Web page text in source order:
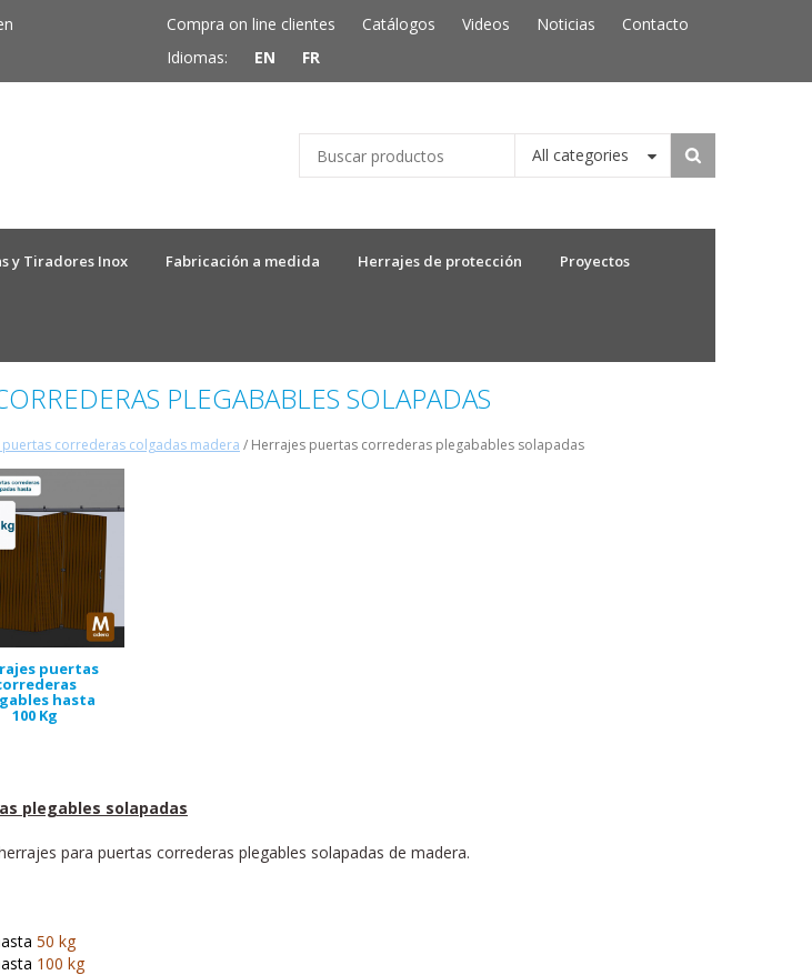
Compra on line clientes Catálogos Videos Noticias
Contacto
Idiomas:
EN FR
All categories
y Tiradores Inox Fabricación a medida Herrajes de protección Proyectos
PLEGABABLES SOLAPADAS
correderas colgadas madera / Herrajes puertas correderas plegabables solapadas
puertas
hasta
100 Kg
plegables solapadas
para puertas correderas plegables solapadas de madera.
50 kg
100 kg